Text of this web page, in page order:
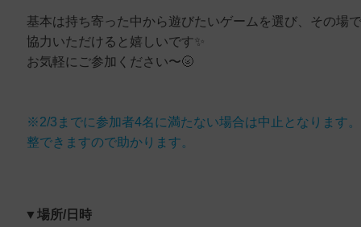
基本は持ち寄った中から遊びたいゲームを選び、その場
協力いただけると嬉しいです✨
お気軽にご参加ください〜🌝
※2/3までに参加者4名に満たない場合は中止となります
整できますので助かります。
▼場所/日時